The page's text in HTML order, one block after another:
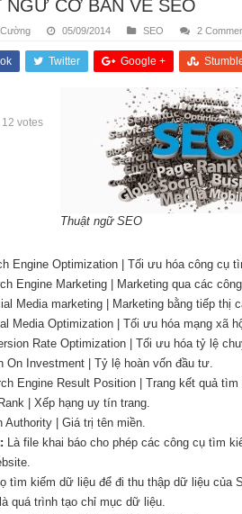
NGỮ CƠ BẢN VỀ SEO
05/09/2014 SEO 2
Twitter Google +
12 votes
Thuật ngữ SEO
Engine Optimization | Tối ưu hóa công cụ
Engine Marketing | Marketing qua các
Media marketing | Marketing bằng tiếp thị
Media Optimization | Tối ưu hóa mạng xã
Rate Optimization | Tối ưu hóa tỷ lệ
On Investment | Tỷ lệ hoàn vốn đầu tư.
Engine Result Position | Trang kết quả tìm
| Xếp hạng uy tín trang.
Authority | Giá trị tên miền.
Là file khai báo cho phép các công cụ tìm
tìm kiếm dữ liệu để đi thu thập dữ liệu của
là quá trình tạo chỉ mục dữ liệu.